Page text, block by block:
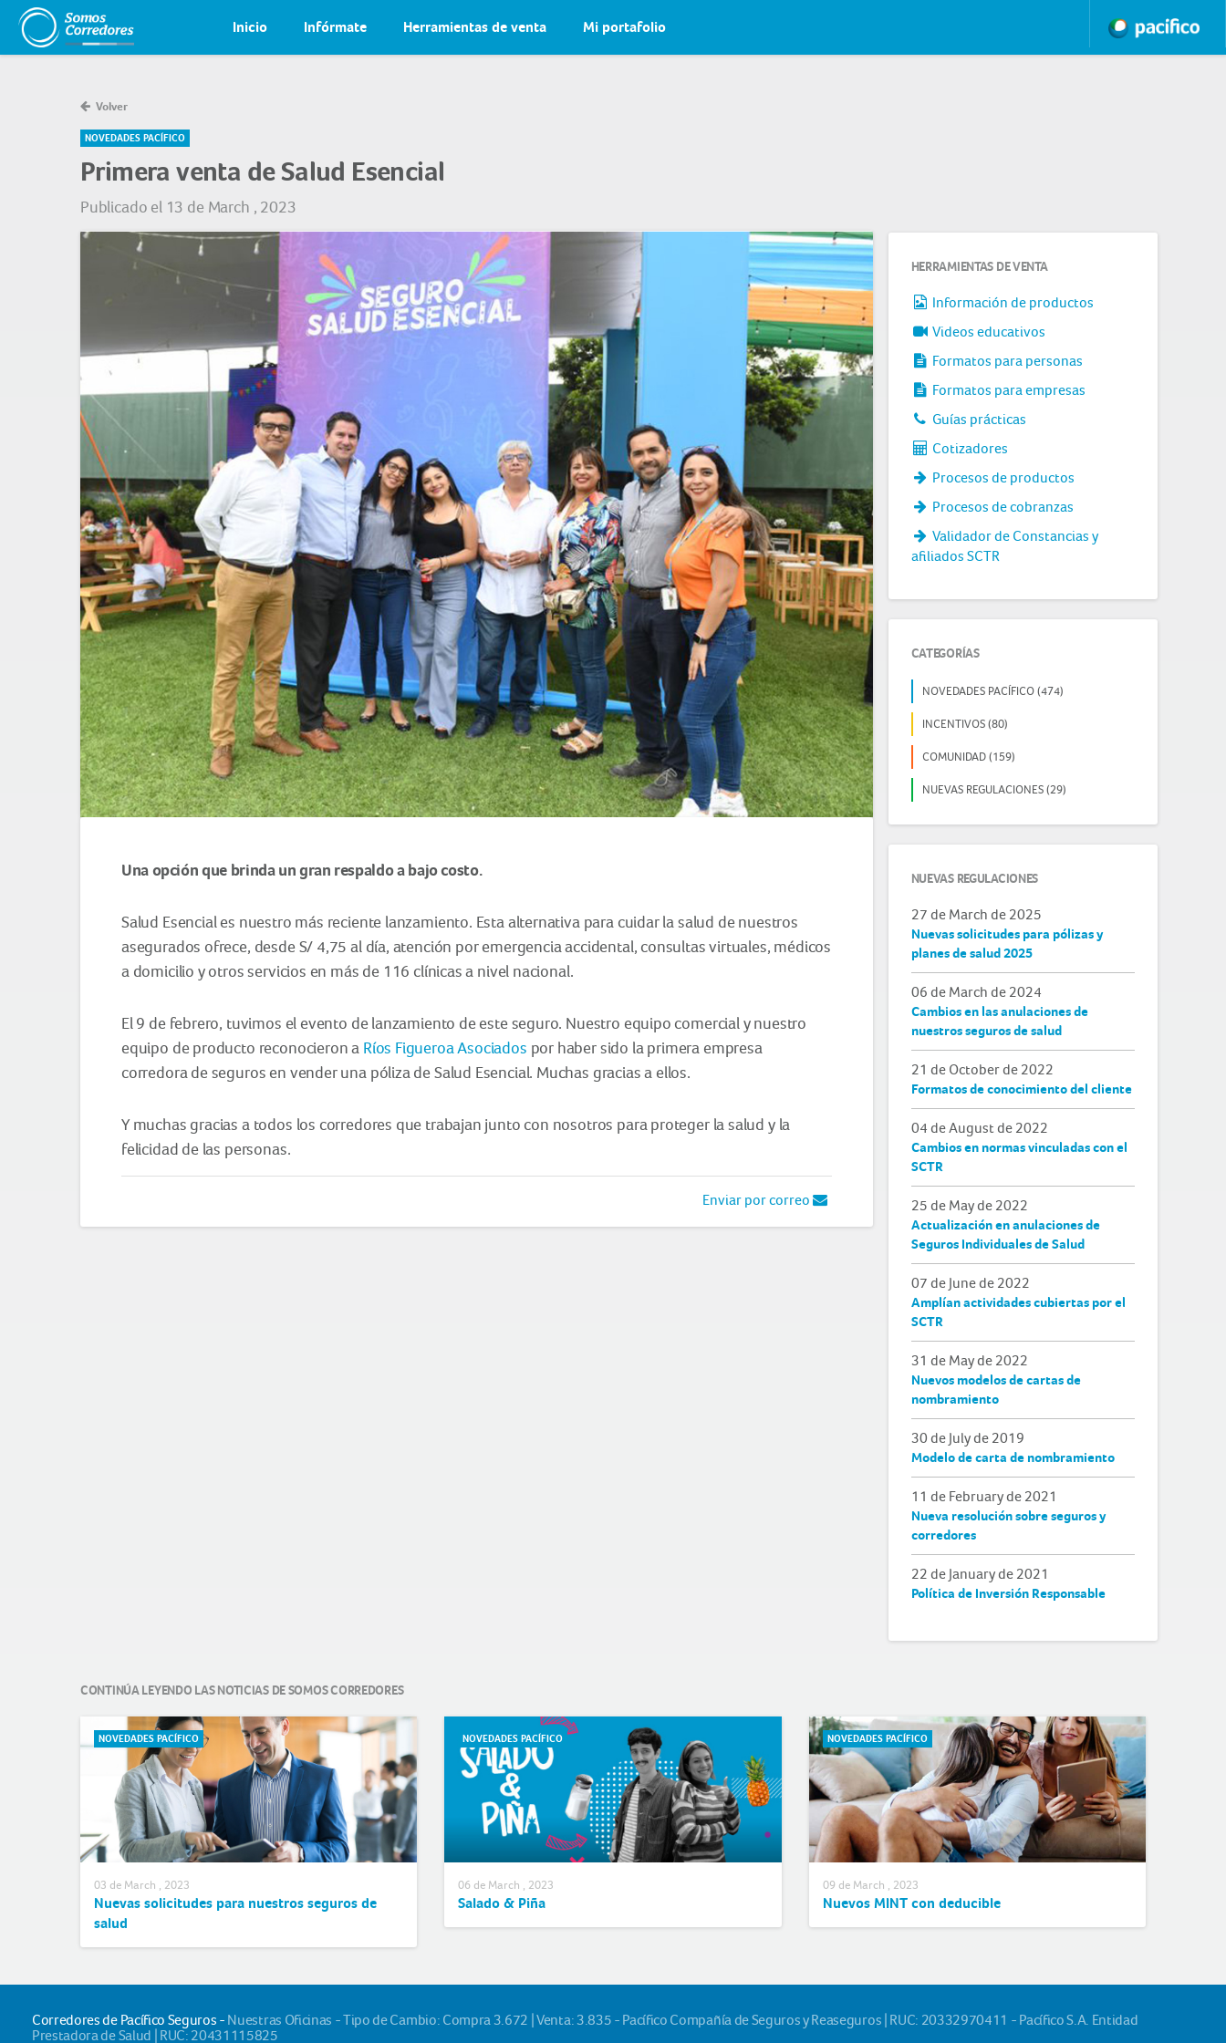
Inicio Infórmate Herramientas de venta Mi portafolio
Volver
NOVEDADES PACÍFICO
Primera venta de Salud Esencial
Publicado el 13 de March , 2023
Una opción que brinda un gran respaldo a bajo costo.
Salud Esencial es nuestro más reciente lanzamiento. Esta alternativa para cuidar la salud de nuestros
asegurados ofrece, desde S/ 4,75 al día, atención por emergencia accidental, consultas virtuales, médicos
a domicilio y otros servicios en más de 116 clínicas a nivel nacional.
El 9 de febrero, tuvimos el evento de lanzamiento de este seguro. Nuestro equipo comercial y nuestro
equipo de producto reconocieron a Ríos Figueroa Asociados por haber sido la primera empresa
corredora de seguros en vender una póliza de Salud Esencial. Muchas gracias a ellos.
Y muchas gracias a todos los corredores que trabajan junto con nosotros para proteger la salud y la
felicidad de las personas.
Enviar por correo
HERRAMIENTAS DE VENTA
Información de productos
Videos educativos
Formatos para personas
Formatos para empresas
Guías prácticas
Cotizadores
Procesos de productos
Procesos de cobranzas
Validador de Constancias y
afiliados SCTR
CATEGORÍAS
NOVEDADES PACÍFICO (474)
INCENTIVOS (80)
COMUNIDAD (159)
NUEVAS REGULACIONES (29)
NUEVAS REGULACIONES
27 de March de 2025
Nuevas solicitudes para pólizas y
planes de salud 2025
06 de March de 2024
Cambios en las anulaciones de
nuestros seguros de salud
21 de October de 2022
Formatos de conocimiento del cliente
04 de August de 2022
Cambios en normas vinculadas con el
SCTR
25 de May de 2022
Actualización en anulaciones de
Seguros Individuales de Salud
07 de June de 2022
Amplían actividades cubiertas por el
SCTR
31 de May de 2022
Nuevos modelos de cartas de
nombramiento
30 de July de 2019
Modelo de carta de nombramiento
11 de February de 2021
Nueva resolución sobre seguros y
corredores
22 de January de 2021
Política de Inversión Responsable
CONTINÚA LEYENDO LAS NOTICIAS DE SOMOS CORREDORES
NOVEDADES PACÍFICO
03 de March , 2023
Nuevas solicitudes para nuestros seguros de
salud
NOVEDADES PACÍFICO
06 de March , 2023
Salado & Piña
NOVEDADES PACÍFICO
09 de March , 2023
Nuevos MINT con deducible
Corredores de Pacífico Seguros - Nuestras Oficinas - Tipo de Cambio: Compra 3.672 | Venta: 3.835 - Pacífico Compañía de Seguros y Reaseguros | RUC: 20332970411 - Pacífico S.A. Entidad
Prestadora de Salud | RUC: 20431115825